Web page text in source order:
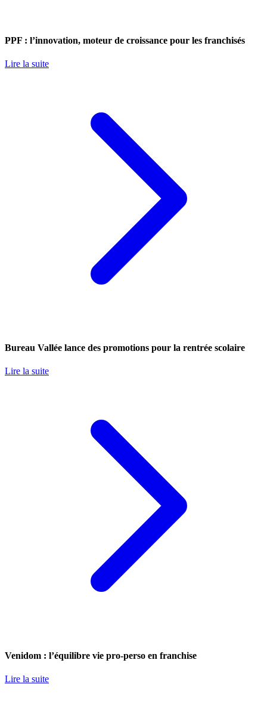
PPF : l’innovation, moteur de croissance pour les franchisés
Lire la suite
Bureau Vallée lance des promotions pour la rentrée scolaire
Lire la suite
Venidom : l’équilibre vie pro-perso en franchise
Lire la suite